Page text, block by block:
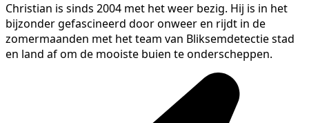
Christian is sinds 2004 met het weer bezig. Hij is in het
bijzonder gefascineerd door onweer en rijdt in de
zomermaanden met het team van Bliksemdetectie stad
en land af om de mooiste buien te onderscheppen.